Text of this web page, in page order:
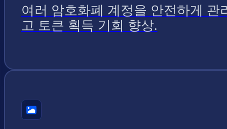
여러 암호화폐 계정을 안전하게 관
고 토큰 획득 기회 향상.